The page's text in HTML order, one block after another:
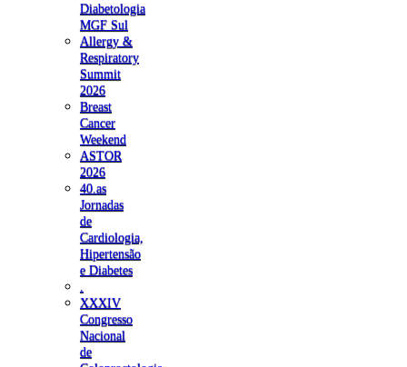
Diabetologia
MGF Sul
Allergy &
Respiratory
Summit
2026
Breast
Cancer
Weekend
ASTOR
2026
40.as
Jornadas
de
Cardiologia,
Hipertensão
e Diabetes
XXXIV
Congresso
Nacional
de